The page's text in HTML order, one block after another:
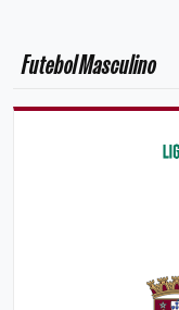
Futebol Masculino